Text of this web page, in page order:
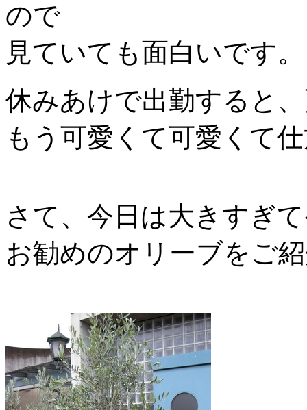
ので
見ていても面白いです。
休みあけで出勤すると
もう可愛くて可愛くて
さて、今日は大きすぎ
お勧めのオリーブをご